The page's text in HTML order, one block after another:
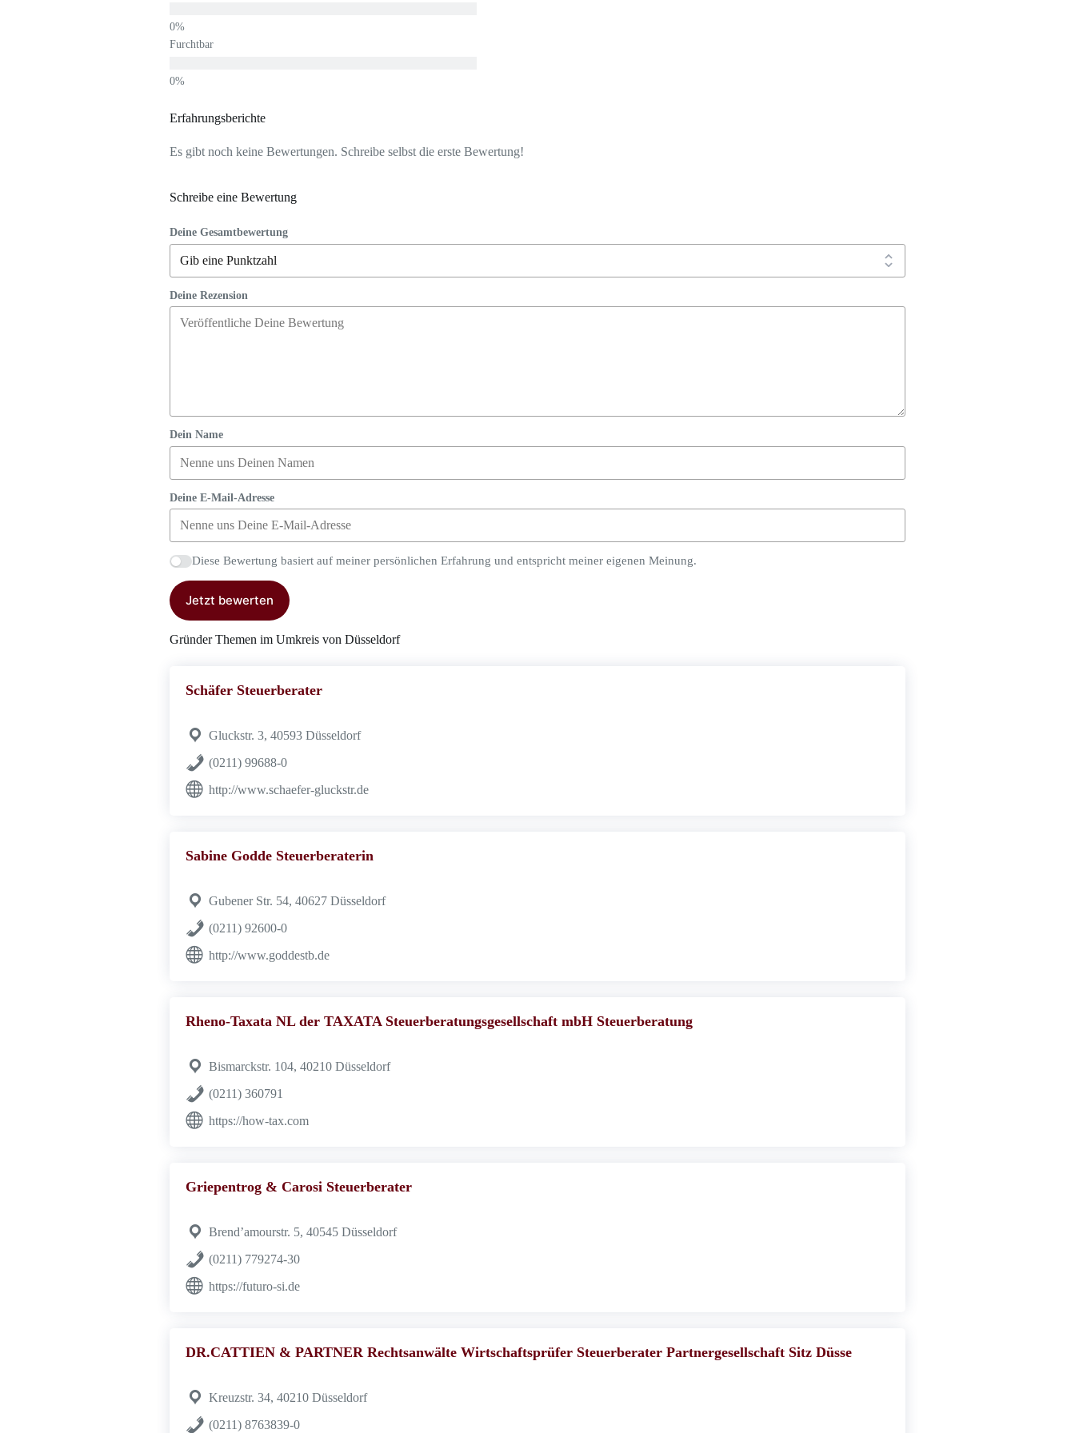
Furchtbar
Erfahrungsberichte
Es gibt noch keine Bewertungen. Schreibe selbst die erste Bewertung!
Schreibe eine Bewertung
Deine Gesamtbewertung
Deine Rezension
Dein Name
Deine E-Mail-Adresse
Diese Bewertung basiert auf meiner persönlichen Erfahrung und entspricht meiner eigenen Meinung.
Jetzt bewerten
Gründer Themen im Umkreis von Düsseldorf
Schäfer Steuerberater
Gluckstr. 3, 40593 Düsseldorf
(0211) 99688-0
http://www.schaefer-gluckstr.de
Sabine Godde Steuerberaterin
Gubener Str. 54, 40627 Düsseldorf
(0211) 92600-0
http://www.goddestb.de
Rheno-Taxata NL der TAXATA Steuerberatungsgesellschaft mbH Steuerberatung
Bismarckstr. 104, 40210 Düsseldorf
(0211) 360791
https://how-tax.com
Griepentrog & Carosi Steuerberater
Brend’amourstr. 5, 40545 Düsseldorf
(0211) 779274-30
https://futuro-si.de
DR.CATTIEN & PARTNER Rechtsanwälte Wirtschaftsprüfer Steuerberater Partnergesellschaft Sitz Düsse
Kreuzstr. 34, 40210 Düsseldorf
(0211) 8763839-0